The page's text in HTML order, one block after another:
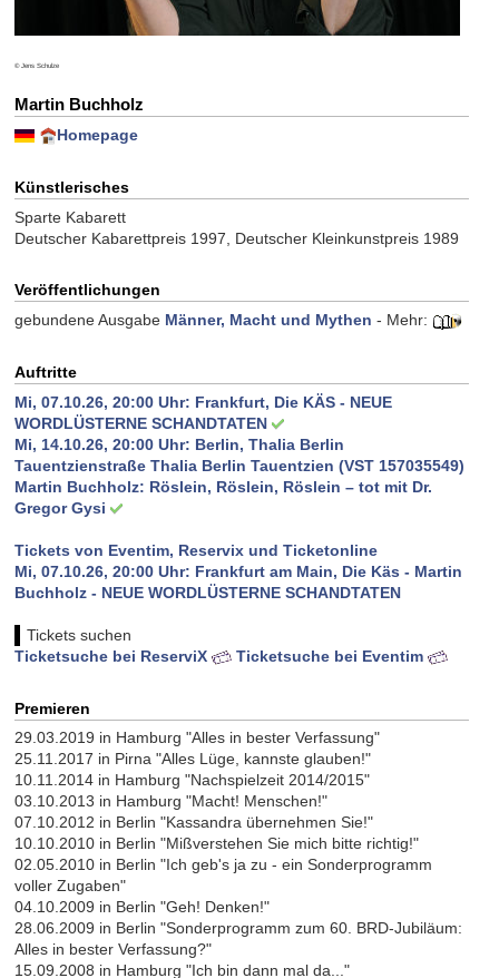
© Jens Schulze
Martin Buchholz
Homepage
Künstlerisches
Sparte Kabarett
Deutscher Kabarettpreis 1997, Deutscher Kleinkunstpreis 1989
Veröffentlichungen
gebundene Ausgabe Männer, Macht und Mythen - Mehr:
Auftritte
Mi, 07.10.26, 20:00 Uhr: Frankfurt, Die KÄS - NEUE
WORDLÜSTERNE SCHANDTATEN
Mi, 14.10.26, 20:00 Uhr: Berlin, Thalia Berlin
Tauentzienstraße Thalia Berlin Tauentzien (VST 157035549)
Martin Buchholz: Röslein, Röslein, Röslein – tot mit Dr.
Gregor Gysi
Tickets von Eventim, Reservix und Ticketonline
Mi, 07.10.26, 20:00 Uhr: Frankfurt am Main, Die Käs - Martin
Buchholz - NEUE WORDLÜSTERNE SCHANDTATEN
Tickets suchen
Ticketsuche bei ReserviX
Ticketsuche bei Eventim
Premieren
29.03.2019 in Hamburg "Alles in bester Verfassung"
25.11.2017 in Pirna "Alles Lüge, kannste glauben!"
10.11.2014 in Hamburg "Nachspielzeit 2014/2015"
03.10.2013 in Hamburg "Macht! Menschen!"
07.10.2012 in Berlin "Kassandra übernehmen Sie!"
10.10.2010 in Berlin "Mißverstehen Sie mich bitte richtig!"
02.05.2010 in Berlin "Ich geb's ja zu - ein Sonderprogramm
voller Zugaben"
04.10.2009 in Berlin "Geh! Denken!"
28.06.2009 in Berlin "Sonderprogramm zum 60. BRD-Jubiläum:
Alles in bester Verfassung?"
15.09.2008 in Hamburg "Ich bin dann mal da..."